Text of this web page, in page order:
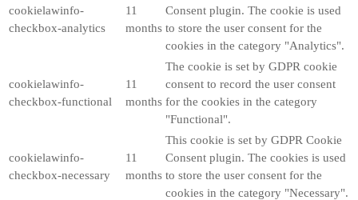
cookielawinfo-
checkbox-analytics
11
months
Consent plugin. The cookie is used
to store the user consent for the
cookies in the category "Analytics".
cookielawinfo-
checkbox-functional
11
months
The cookie is set by GDPR cookie
consent to record the user consent
for the cookies in the category
"Functional".
cookielawinfo-
checkbox-necessary
11
months
This cookie is set by GDPR Cookie
Consent plugin. The cookies is used
to store the user consent for the
cookies in the category "Necessary".